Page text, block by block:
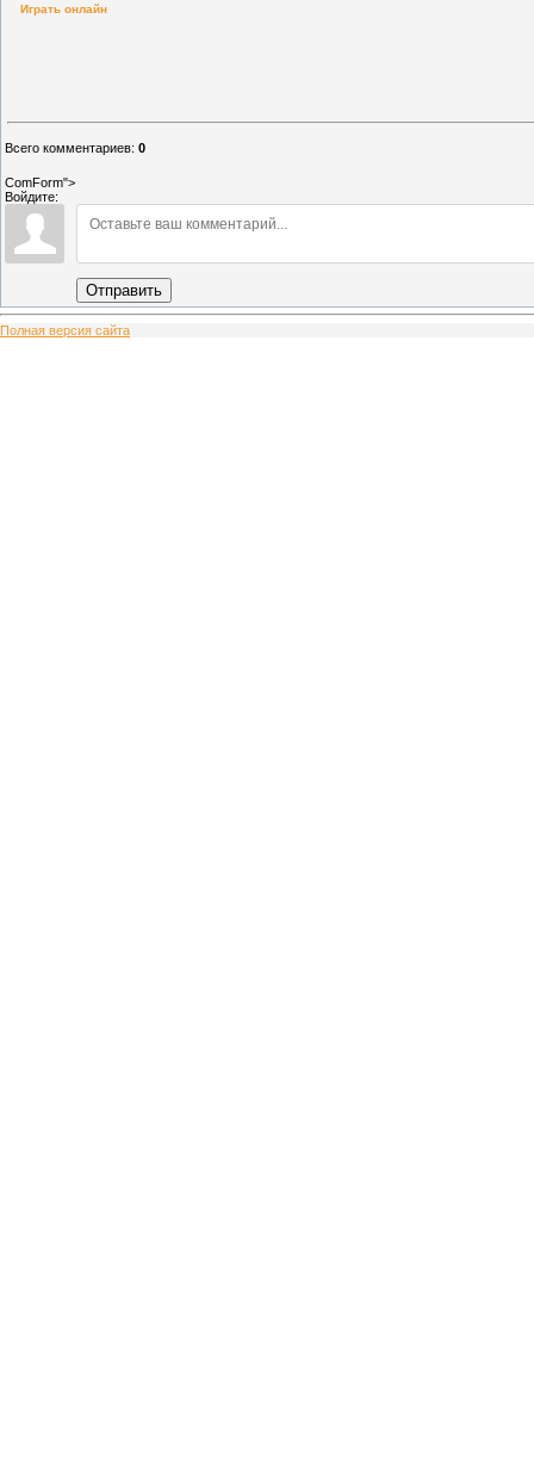
Играть онлайн
Всего комментариев: 0
ComForm">
Войдите:
Отправить
Полная версия сайта